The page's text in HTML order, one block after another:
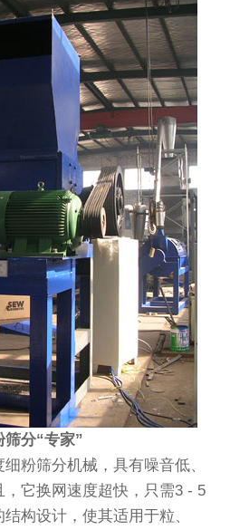
分“专家”
筛分机械，具有噪音低、
它换网速度超快，只需3 - 5
构设计，使其适用于粒、